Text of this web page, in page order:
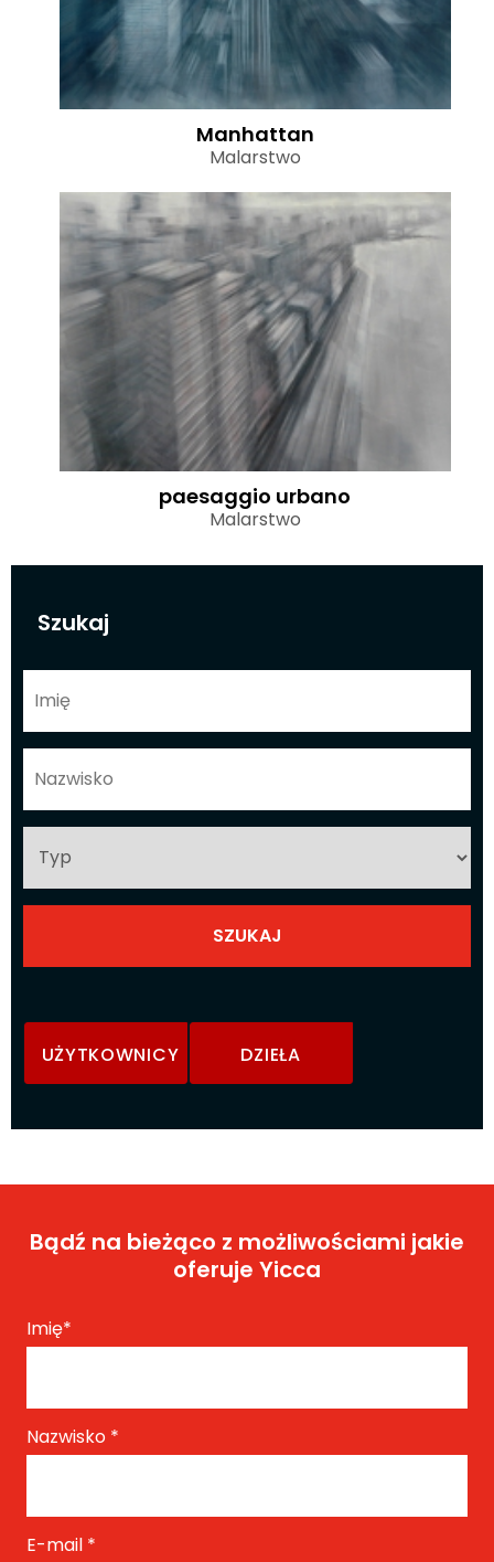
Szukaj
UŻYTKOWNICY DZIEŁA
Manhattan
Malarstwo
paesaggio urbano
Malarstwo
Bądź na bieżąco z możliwościami jakie
oferuje Yicca
Imię*
Nazwisko *
E-mail *